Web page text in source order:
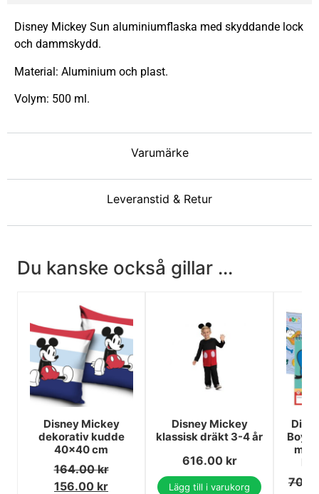
Varumärke
Leveranstid & Retur
Disney Mickey Sun aluminiumflaska med skyddande lock
och dammskydd.
Material: Aluminium och plast.
Volym: 500 ml.
Du kanske också gillar ...
Disney Mickey
dekorativ kudde
40x40 cm
164.00kr
156.00 kr
Disney Mickey
klassisk dräkt 3-4 år
616.00 kr
Lägg till i varukorg
Boy